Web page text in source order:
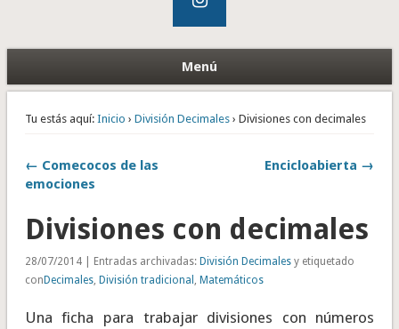
Menú
Tu estás aquí: Inicio › División Decimales› Divisiones con decimales
← Comecocos de las
emociones
Encicloabierta →
Divisiones con decimales
28/07/2014 | Entradas archivadas: División Decimalesy etiquetado
con Decimales, División tradicional , Matemáticos
Una ficha para trabajar divisiones con números